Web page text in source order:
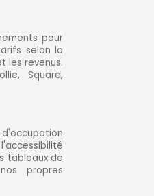
pour
selon la
les revenus.
Square,
tableaux de
propres